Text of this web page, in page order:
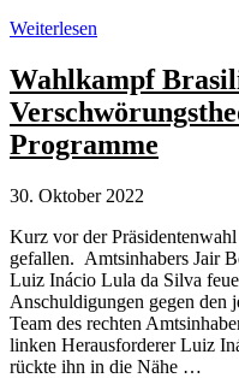
Zur
des
Verschwörungsideologen
Jair
Bolsonaro
in
Weiterlesen
Wahlkampf
Programme
30. Oktober 2022
Kurz vor der
gefallen. Amtsinhabers Jair
Luiz Inácio Lula da Silva
Anschuldigungen gegen den
Team des rechten
linken Herausforderer Luiz
rückte ihn in die Nähe …